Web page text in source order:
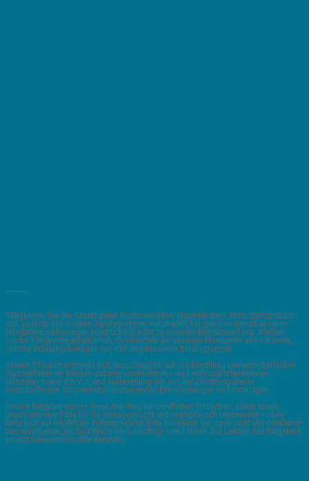
Tätigkeiten, die der Gesetzgeber Rechtsanwälten, Steuerberatern, Wirtschaftsprüfern
und anderen besonderen Berufsgruppen vorbehalten hat, gehören gemäß unseren
Mandatsvereinbarungen ausdrücklich nicht zu unserem Mandatsumfang. Werden
solche Tätigkeiten erforderlich, so vermitteln wir unserem Mandanten uns bekannte,
seriöse Beratungskollegen aus den zugelassenen Berufsgruppen.
Unsere Tätigkeit erstreckt sich ausschließlich auf die Ermittlung von wirtschaftlichen
Sachverhalten im Rahmen unseres unternehmens- und wirtschaftsberatenden
Mandates sowie die Vor- und Aufbereitung der aus der Ermittlung dieser
wirtschaftlichen Sachverhalte resultierenden Entscheidungen und Unterlagen.
Unsere Ratgeber weisen Ihnen den Weg bei beruflichen Problemen. Daher haben
praxisrelevante Fälle für Sie herausgesucht und exemplarisch beantwortet – ohne
Anspruch auf inhaltliche Vollständigkeit. Bitte bedenken Sie, dass nicht alle denkbaren
Besonderheiten des Einzelfalls berücksichtigt sein können. Die Lektüre des Ratgebers
ersetzt keine individuelle Beratung.